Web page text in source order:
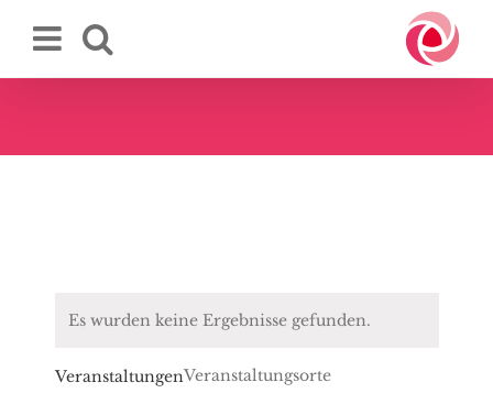
Inhalt
Es wurden keine Ergebnisse gefunden.
VeranstaltungenVeranstaltungsorte